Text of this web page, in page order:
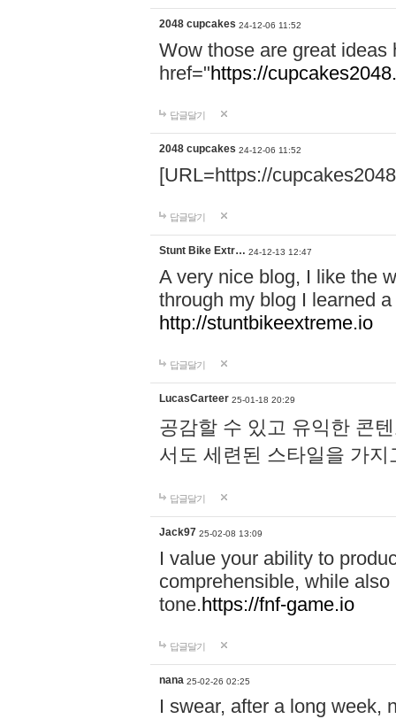
2048 cupcakes 24-12-06 11:52
Wow those are great
href="https://
답글달기
2048 cupcakes 24-12-06 11:52
[URL=https://
답글달기
Stunt Bike Extr… 24-12-13 12:47
A very nice blog, I like the
through my blog I learned
http://stuntbikeextreme.io
답글달기
LucasCarteer 25-01-18 20:29
공감할 수 있고 유익한 콘
서도 세련된 스타일을 가
답글달기
Jack97 25-02-08 13:09
I value your ability to
comprehensible, while
tone.https://fnf-game.io
답글달기
nana 25-02-26 02:25
I swear, after a long week,